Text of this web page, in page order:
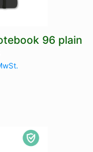
96 plain